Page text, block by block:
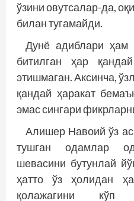
ўзини овутсалар-да,
билан тугамайди.
Дунё адиблари ҳам
битилган ҳар
этишмаган. Аксинча,
қандай ҳаракат
эмас сингари
Алишер Навоий ўз
тушган одамлар
шевасини бутунлай
ҳатто ўз ҳолидан
қолажагини кўп